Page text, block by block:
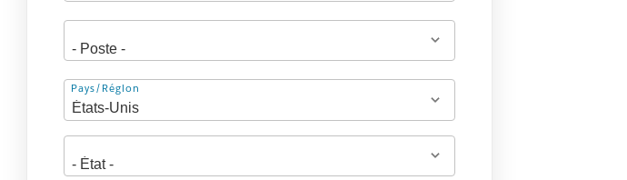
Adresse
Pays/Région